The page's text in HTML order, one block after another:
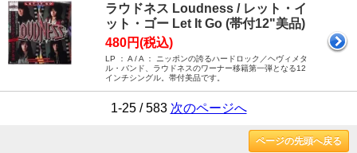
ラウドネス Loudness / レット・イ
ット・ゴー Let It Go (帯付12"美品)
480円(税込)
LP ： A / A ： ニッポンの誇るハードロック／ヘヴィメタ
ル・バンド、ラウドネスのワーナー移籍第一弾となる12
インチシングル。帯付美品です。
1-25 / 583 次のページへ
ページの先頭へ戻る